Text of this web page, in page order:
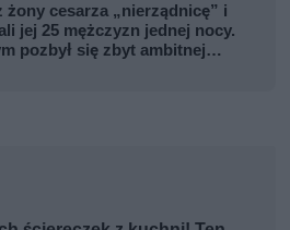
żony cesarza „nierządnicę” i
jej 25 mężczyzn jednej nocy.
pozbył się zbyt ambitnej